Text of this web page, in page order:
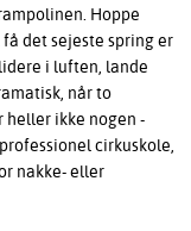
Hoppe
det sejeste spring er
i luften, lande
når to
heller ikke nogen -
cirkuskole,
nakke- eller